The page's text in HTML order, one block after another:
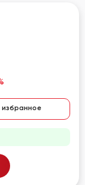
избранное